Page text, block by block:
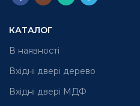
КАТАЛОГ
В наявності
Вхідні двері дерево
Вхідні двері МДФ